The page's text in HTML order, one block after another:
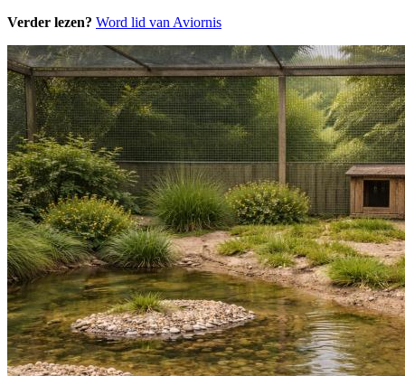
Verder lezen? Word lid van Aviornis